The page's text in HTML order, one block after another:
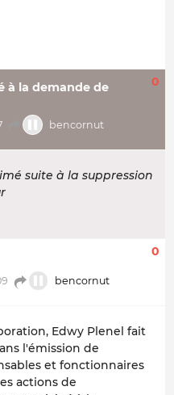
à la demande de
bencornut
0
suite à la suppression
bencornut
0
Edwy Plenel fait
l'émission de
et fonctionnaires
actions de